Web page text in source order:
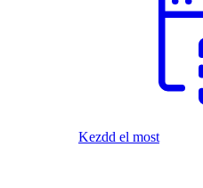
Kezdd el most